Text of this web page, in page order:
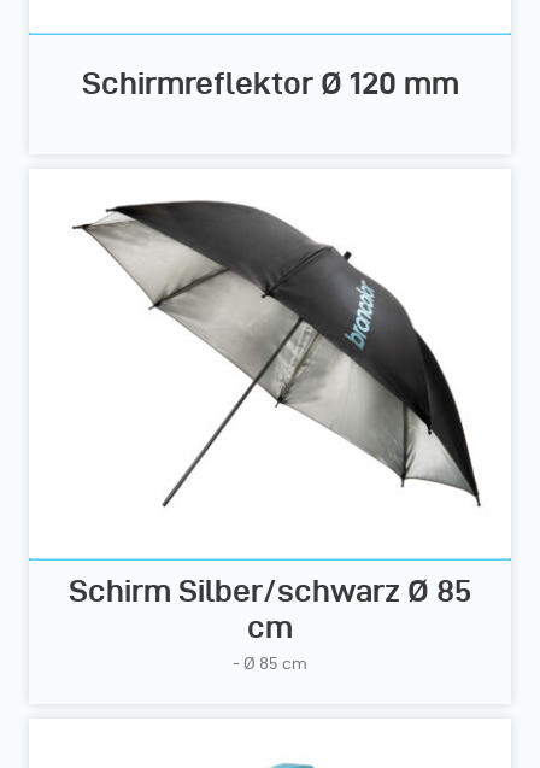
Schirmreflektor Ø 120 mm
Schirm Silber/schwarz Ø 85
cm
- Ø 85 cm